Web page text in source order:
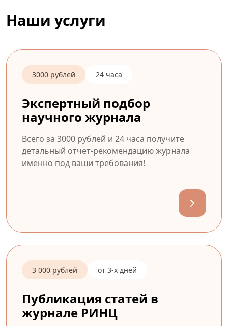
Наши услуги
3000 рублей 24 часа
Экспертный подбор
научного журнала
Всего за 3000 рублей и 24 часа получите
детальный отчет-рекомендацию журнала
именно под ваши требования!
3 000 рублей от 3-х дней
Публикация статей в
журнале РИНЦ